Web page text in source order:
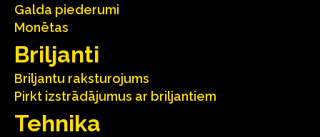
Galda piederumi
Monētas
Briljanti
Briljantu raksturojums
Pirkt izstrādājumus ar briljantiem
Tehnika